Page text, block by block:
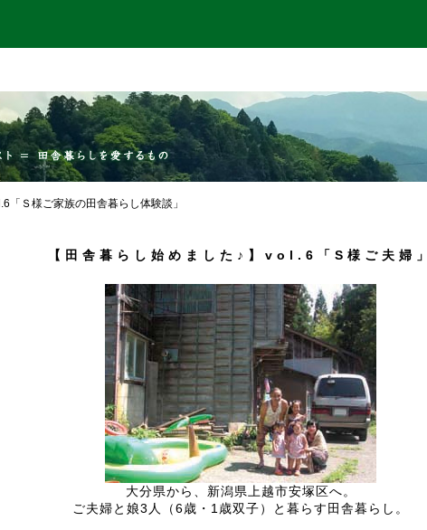
「Ｓ様ご家族の田舎暮らし体験談」
【田舎暮らし始めました♪】vol.6「S様ご夫婦」
大分県から、新潟県上越市安塚区へ。
ご夫婦と娘3人（6歳・1歳双子）と暮らす田舎暮らし。